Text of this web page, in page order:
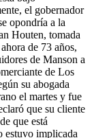
el gobernador
opondría a la
Houten, tomada
de 73 años,
de Manson a
de Los
su abogada
el martes y fue
que su cliente
que está
estuvo implicada